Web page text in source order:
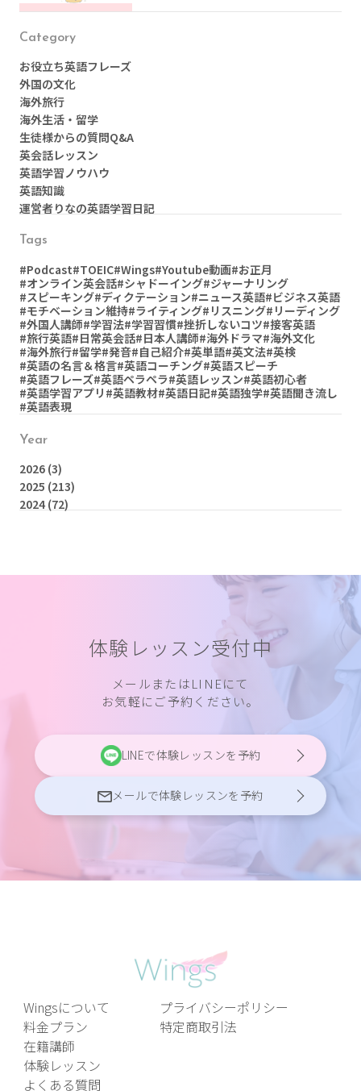
Category
お役立ち英語フレーズ
外国の文化
海外旅行
海外生活・留学
生徒様からの質問Q&A
英会話レッスン
英語学習ノウハウ
英語知識
運営者りなの英語学習日記
Tags
#Podcast#TOEIC#Wings#Youtube動画#お正月
#オンライン英会話#シャドーイング#ジャーナリング
#スピーキング#ディクテーション#ニュース英語#ビジネス英語
#モチベーション維持#ライティング#リスニング#リーディング
#外国人講師#学習法#学習習慣#挫折しないコツ#接客英語
#旅行英語#日常英会話#日本人講師#海外ドラマ#海外文化
#海外旅行#留学#発音#自己紹介#英単語#英文法#英検
#英語の名言＆格言#英語コーチング#英語スピーチ
#英語フレーズ#英語ペラペラ#英語レッスン#英語初心者
#英語学習アプリ #英語教材#英語日記#英語独学#英語聞き流し
#英語表現
Year
2026 (3)
2025 (213)
2024(72)
体験レッスン受付中
メールまたはLINEにて
お気軽にご予約ください。
LINEで体験レッスンを予約
メールで体験レッスンを予約
Wingsについて
料金プラン
在籍講師
体験レッスン
よくある質問
プライバシーポリシー
特定商取引法